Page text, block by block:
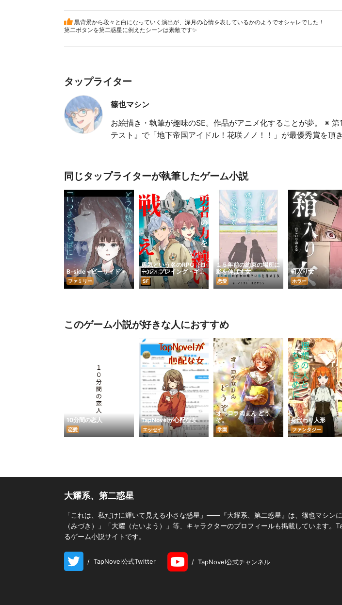
黒背景から段々と白になっていく演出が、深月の心情を表しているかのようでオシャレでした！
第二ボタンを第二惑星に例えたシーンは素敵です✨
タップライター
篠也マシン
お絵描き・執筆が趣味のSE。作品がアニメ化することが夢。 ※ 第
テスト』で「地下帝国アイドル！花咲ノノ！！」が最優秀賞を頂き
同じタップライターが執筆したゲーム小説
B-side＜ビーサイド＞
ファミリー
勇気という名のRPG（ロ
ール・プレイング・ギ
ア）
SF
１５年前の約束の場所に
影を伸ばす女
恋愛
箱入り女
ホラー
このゲーム小説が好きな人におすすめ
10分間の恋人
恋愛
TapNovelが心配な女
エッセイ
オーロラ肉まん どう
ぞ。
学園
身代わり人形
ファンタジー
大耀系、第二惑星
「これは、私だけに輝いて見える小さな惑星」――『大耀系、第二惑星』は、篠也マシン
（みづき）」「大耀（たいよう）」等、キャラクターのプロフィールも掲載しています
るゲーム小説サイトです。
/ TapNovel公式Twitter / TapNovel公式チャンネル